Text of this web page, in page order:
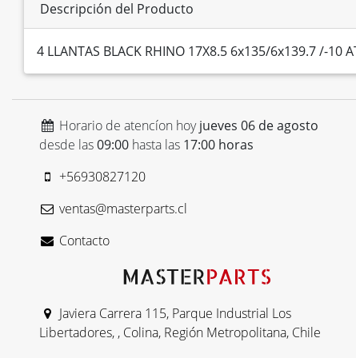
Descripción del Producto
4 LLANTAS BLACK RHINO 17X8.5 6x135/6x139.7 /-10
Horario de atencíon hoyjueves 06 de agosto
desde las09:00 hasta las 17:00 horas
+56930827120
ventas@masterparts.cl
Contacto
Javiera Carrera 115, Parque Industrial Los
Libertadores, , Colina, Región Metropolitana, Chile